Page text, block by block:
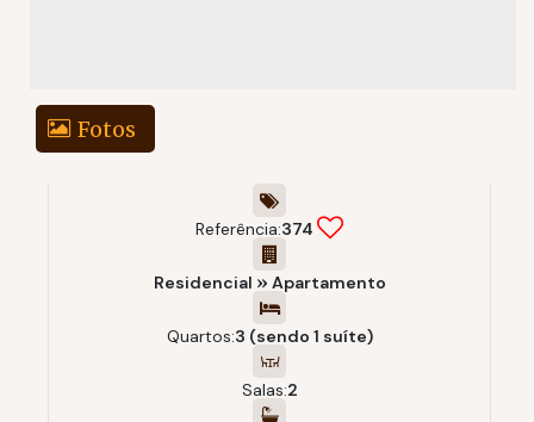
Fotos
Referência:374
Residencial » Apartamento
Quartos:3 (sendo 1 suíte)
Salas:2